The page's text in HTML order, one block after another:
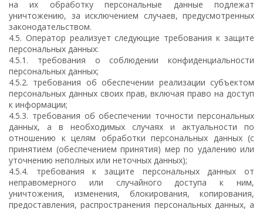
на их обработку персональные данные подлежат
уничтожению, за исключением случаев, предусмотренных
законодательством.
4.5. Оператор реализует следующие требования к защите
персональных данных:
4.5.1. требования о соблюдении конфиденциальности
персональных данных;
4.5.2. требования об обеспечении реализации субъектом
персональных данных своих прав, включая право на доступ
к информации;
4.5.3. требования об обеспечении точности персональных
данных, а в необходимых случаях и актуальности по
отношению к целям обработки персональных данных (с
принятием (обеспечением принятия) мер по удалению или
уточнению неполных или неточных данных);
4.5.4. требования к защите персональных данных от
неправомерного или случайного доступа к ним,
уничтожения, изменения, блокирования, копирования,
предоставления, распространения персональных данных, а